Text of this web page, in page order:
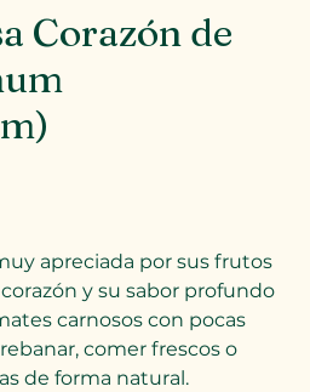
Corazón de
apreciada por sus frutos
y su sabor profundo
carnosos con pocas
comer frescos o
de forma natural.